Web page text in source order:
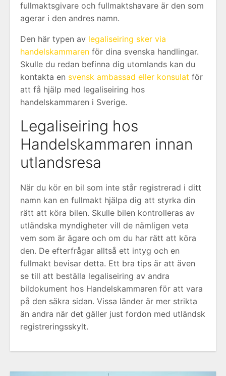
fullmaktsgivare och fullmaktshavare är den som
agerar i den andres namn.
Den här typen av legaliseiring sker via
handelskammaren för dina svenska handlingar.
Skulle du redan befinna dig utomlands kan du
kontakta en svensk ambassad eller konsulat för
att få hjälp med legaliseiring hos
handelskammaren i Sverige.
Legaliseiring hos
Handelskammaren innan
utlandsresa
När du kör en bil som inte står registrerad i ditt
namn kan en fullmakt hjälpa dig att styrka din
rätt att köra bilen. Skulle bilen kontrolleras av
utländska myndigheter vill de nämligen veta
vem som är ägare och om du har rätt att köra
den. De efterfrågar alltså ett intyg och en
fullmakt bevisar detta. Ett bra tips är att även
se till att beställa legaliseiring av andra
bildokument hos Handelskammaren för att vara
på den säkra sidan. Vissa länder är mer strikta
än andra när det gäller just fordon med utländsk
registreringsskylt.